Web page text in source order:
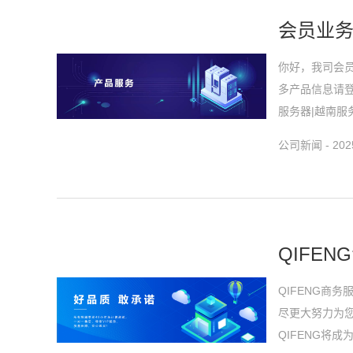
会员业
你好，我司会
多产品信息请
服务器|越南服
公司新闻 -
QIFENG商务
尽更大努力为
QIFENG将成